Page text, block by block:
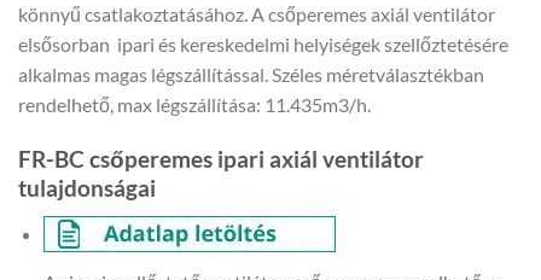
könnyű csatlakoztatásához. A csőperemes axiál ventilátor
elsősorban ipari és kereskedelmi helyiségek szellőztetésére
alkalmas magas légszállítással.Széles méretválasztékban
rendelhető, max légszállítása: 11.435m3/h.
FR-BC csőperemes ipari axiál ventilátor
tulajdonságai